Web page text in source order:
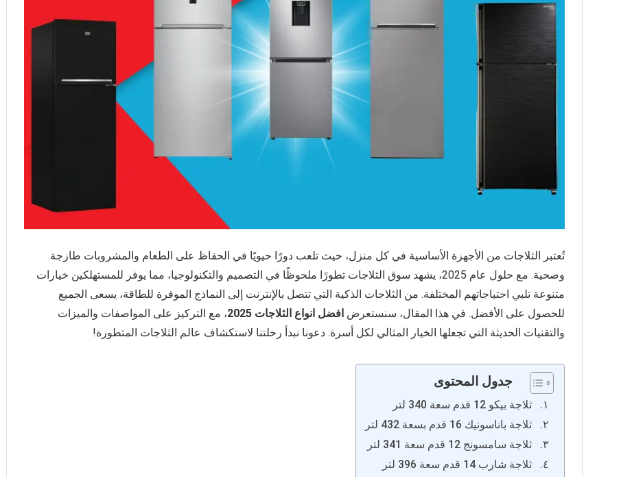
تُعتبر الثلاجات من الأجهزة الأساسية في كل منزل، حيث تلعب دورًا حيويًا في الحفاظ على الطعام والمشروبات طازجة
وصحية. مع حلول عام 2025، يشهد سوق الثلاجات تطورًا ملحوظًا في التصميم والتكنولوجيا، مما يوفر للمستهلكين خيارات
متنوعة تلبي احتياجاتهم المختلفة. من الثلاجات الذكية التي تتصل بالإنترنت إلى النماذج الموفرة للطاقة، يسعى الجميع
للحصول على الأفضل. في هذا المقال، سنستعرض افضل انواع الثلاجات 2025
، مع التركيز على المواصفات والميزات
والتقنيات الحديثة التي تجعلها الخيار المثالي لكل أسرة. دعونا نبدأ رحلتنا لاستكشاف عالم الثلاجات المتطورة!
جدول المحتوى
ثلاجة بيكو 12 قدم سعة 340 لتر
ثلاجة باناسونيك 16 قدم بسعة 432 لتر
ثلاجة سامسونج 12 قدم سعة 341 لتر
ثلاجة شارب 14 قدم سعة 396 لتر